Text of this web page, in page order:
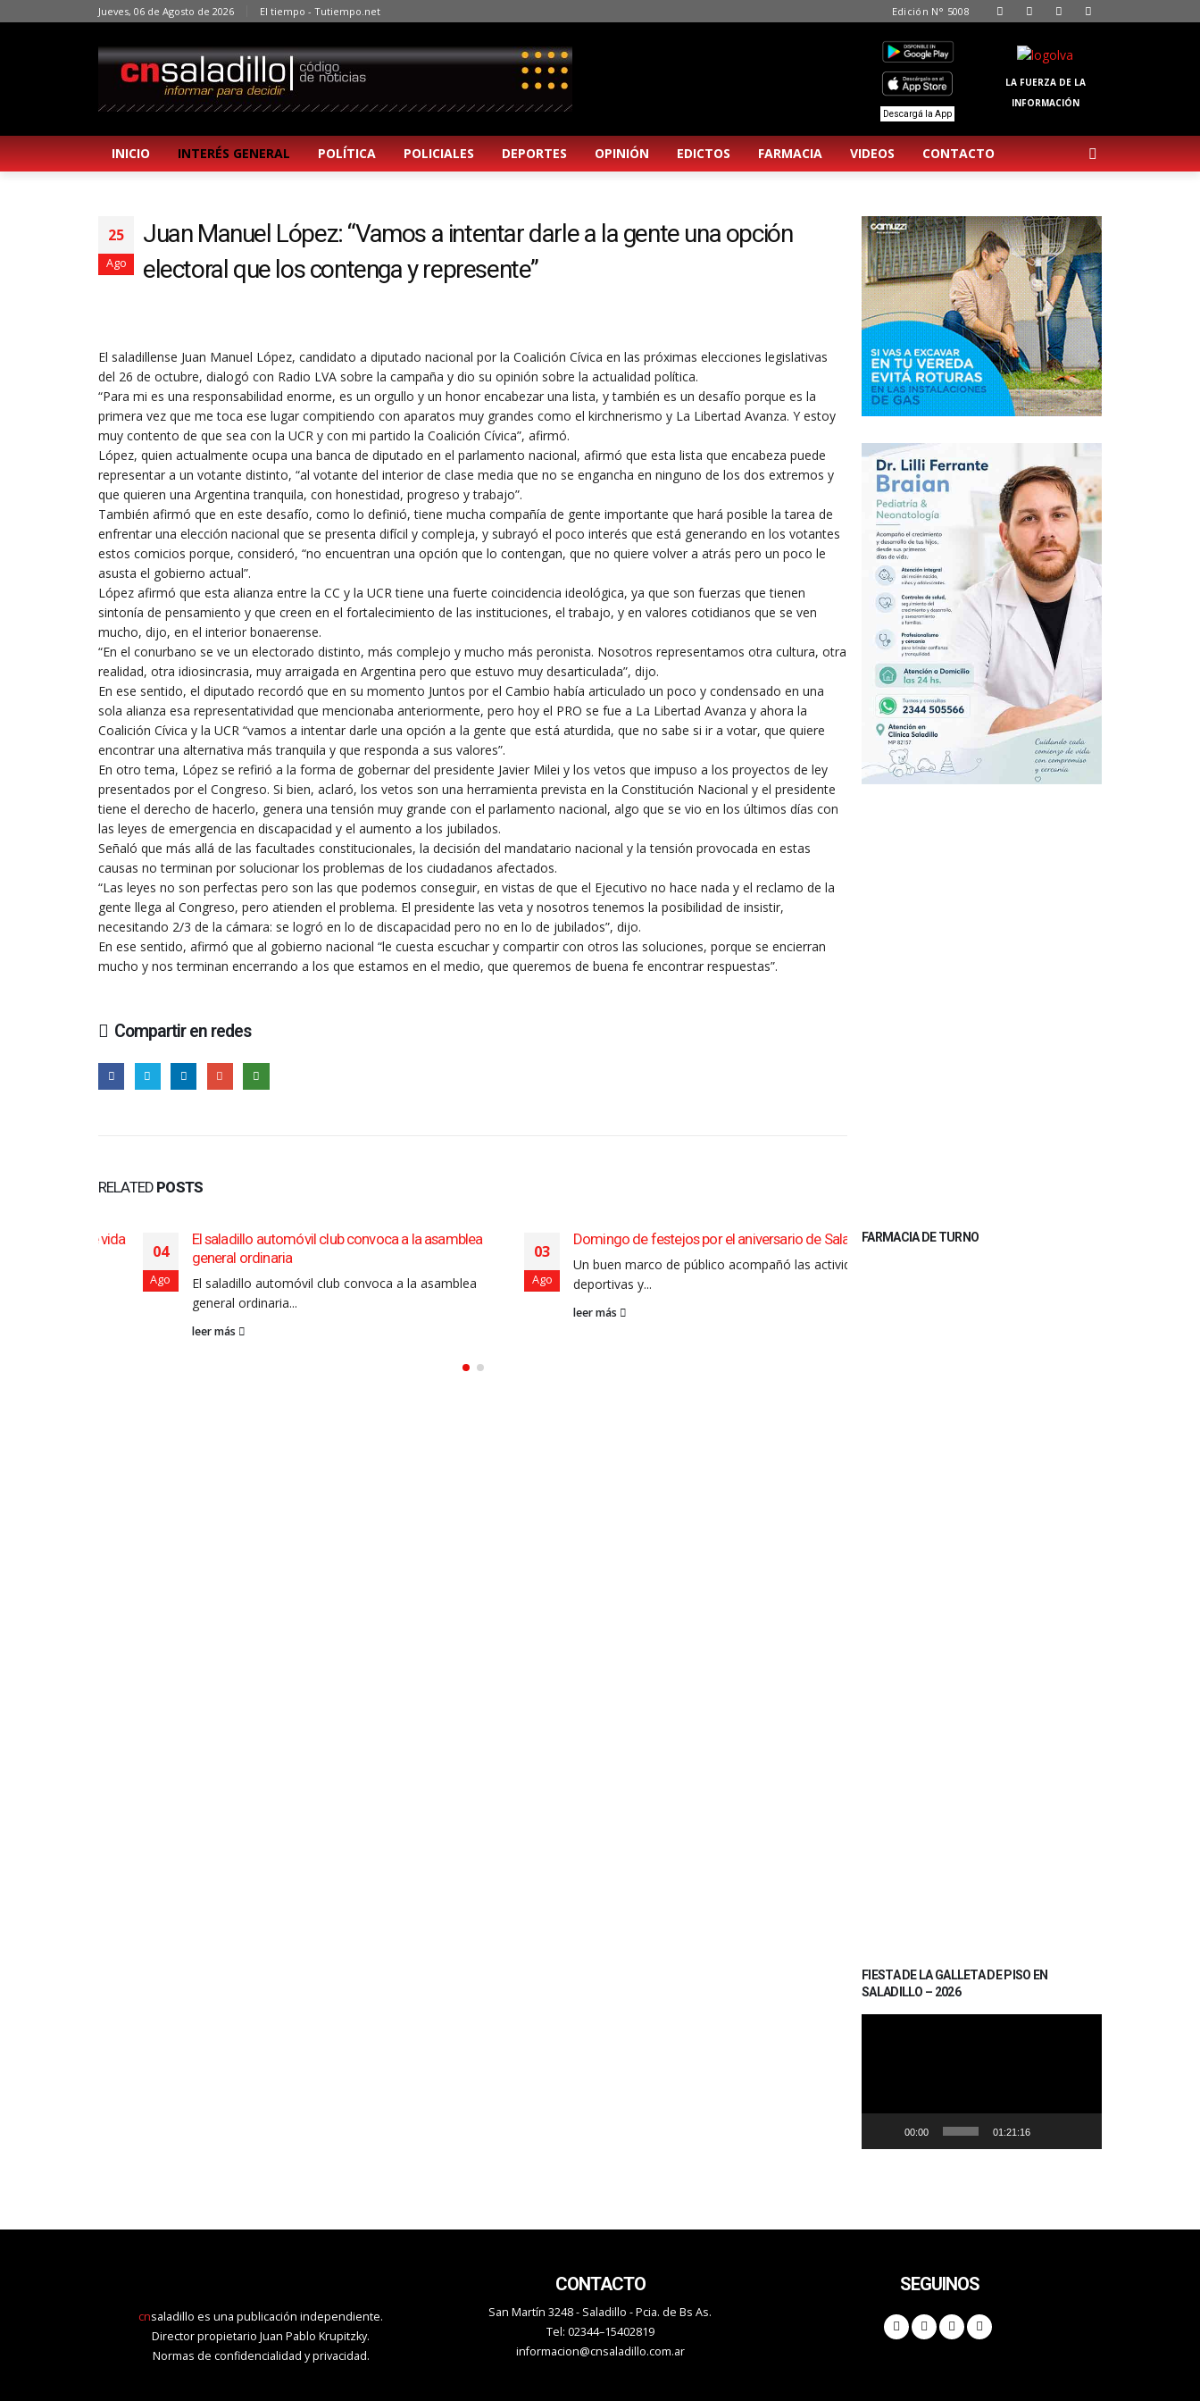
Jueves, 06 de Agosto de 2026 El tiempo - Tutiempo.net Edición N° 5008
Descargá la App
LA FUERZA DE LA
INFORMACIÓN
INICIO INTERÉS GENERAL POLÍTICA POLICIALES DEPORTES OPINIÓN EDICTOS FARMACIA VIDEOS CONTACTO
25
Ago
Juan Manuel López: “Vamos a intentar darle a la gente una opción
electoral que los contenga y represente”
El saladillense Juan Manuel López, candidato a diputado nacional por la Coalición Cívica en las próximas elecciones legislativas
del 26 de octubre, dialogó con Radio LVA sobre la campaña y dio su opinión sobre la actualidad política.
“Para mi es una responsabilidad enorme, es un orgullo y un honor encabezar una lista, y también es un desafío porque es la
primera vez que me toca ese lugar compitiendo con aparatos muy grandes como el kirchnerismo y La Libertad Avanza. Y estoy
muy contento de que sea con la UCR y con mi partido la Coalición Cívica”, afirmó.
López, quien actualmente ocupa una banca de diputado en el parlamento nacional, afirmó que esta lista que encabeza puede
representar a un votante distinto, “al votante del interior de clase media que no se engancha en ninguno de los dos extremos y
que quieren una Argentina tranquila, con honestidad, progreso y trabajo”.
También afirmó que en este desafío, como lo definió, tiene mucha compañía de gente importante que hará posible la tarea de
enfrentar una elección nacional que se presenta difícil y compleja, y subrayó el poco interés que está generando en los votantes
estos comicios porque, consideró, “no encuentran una opción que lo contengan, que no quiere volver a atrás pero un poco le
asusta el gobierno actual”.
López afirmó que esta alianza entre la CC y la UCR tiene una fuerte coincidencia ideológica, ya que son fuerzas que tienen
sintonía de pensamiento y que creen en el fortalecimiento de las instituciones, el trabajo, y en valores cotidianos que se ven
mucho, dijo, en el interior bonaerense.
“En el conurbano se ve un electorado distinto, más complejo y mucho más peronista. Nosotros representamos otra cultura, otra
realidad, otra idiosincrasia, muy arraigada en Argentina pero que estuvo muy desarticulada”, dijo.
En ese sentido, el diputado recordó que en su momento Juntos por el Cambio había articulado un poco y condensado en una
sola alianza esa representatividad que mencionaba anteriormente, pero hoy el PRO se fue a La Libertad Avanza y ahora la
Coalición Cívica y la UCR “vamos a intentar darle una opción a la gente que está aturdida, que no sabe si ir a votar, que quiere
encontrar una alternativa más tranquila y que responda a sus valores”.
En otro tema, López se refirió a la forma de gobernar del presidente Javier Milei y los vetos que impuso a los proyectos de ley
presentados por el Congreso. Si bien, aclaró, los vetos son una herramienta prevista en la Constitución Nacional y el presidente
tiene el derecho de hacerlo, genera una tensión muy grande con el parlamento nacional, algo que se vio en los últimos días con
las leyes de emergencia en discapacidad y el aumento a los jubilados.
Señaló que más allá de las facultades constitucionales, la decisión del mandatario nacional y la tensión provocada en estas
causas no terminan por solucionar los problemas de los ciudadanos afectados.
“Las leyes no son perfectas pero son las que podemos conseguir, en vistas de que el Ejecutivo no hace nada y el reclamo de la
gente llega al Congreso, pero atienden el problema. El presidente las veta y nosotros tenemos la posibilidad de insistir,
necesitando 2/3 de la cámara: se logró en lo de discapacidad pero no en lo de jubilados”, dijo.
En ese sentido, afirmó que al gobierno nacional “le cuesta escuchar y compartir con otros las soluciones, porque se encierran
mucho y nos terminan encerrando a los que estamos en el medio, que queremos de buena fe encontrar respuestas”.
Compartir en redes
RELATED POSTS
El saladillo automóvil club convoca a la asamblea
general ordinaria
El saladillo automóvil club convoca a la asamblea
general ordinaria...
leer más
Domingo de festejos por el aniversario de Saladillo
Un buen marco de público acompañó las actividades
deportivas y...
leer más
Multitudinaria cena del CEUS por el 163°
FARMACIA DE TURNO
FIESTA DE LA GALLETA DE PISO EN
SALADILLO – 2026
00:00 01:21:16
cnsaladillo es una publicación independiente.
Director propietario Juan Pablo Krupitzky.
Normas de confidencialidad y privacidad.
CONTACTO
San Martín 3248 - Saladillo - Pcia. de Bs As.
Tel: 02344–15402819
informacion@cnsaladillo.com.ar
SEGUINOS